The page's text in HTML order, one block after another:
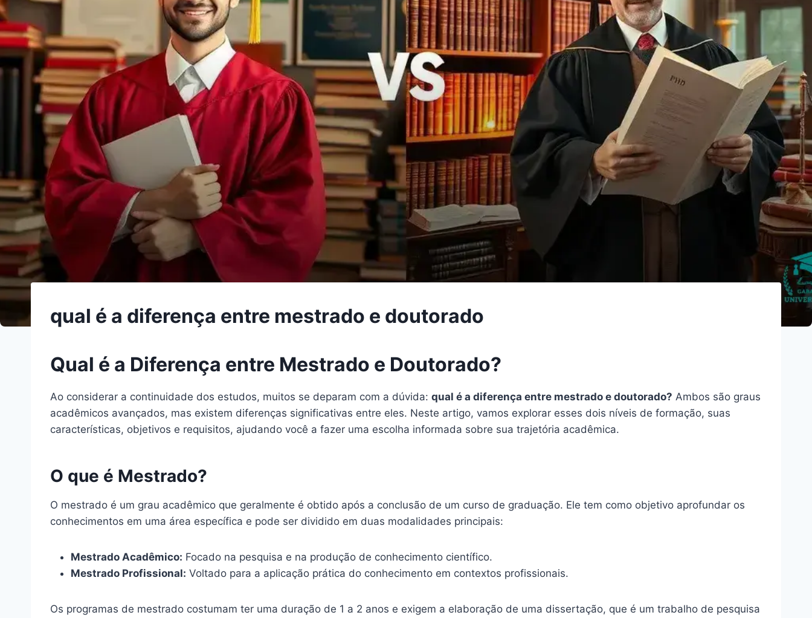
qual é a diferença entre mestrado e doutorado
Qual é a Diferença entre Mestrado e Doutorado?
Ao considerar a continuidade dos estudos, muitos se deparam com a dúvida: qual é a diferença entre mestrado e doutorado? Ambos são graus
acadêmicos avançados, mas existem diferenças significativas entre eles. Neste artigo, vamos explorar esses dois níveis de formação, suas
características, objetivos e requisitos, ajudando você a fazer uma escolha informada sobre sua trajetória acadêmica.
O que é Mestrado?
O mestrado é um grau acadêmico que geralmente é obtido após a conclusão de um curso de graduação. Ele tem como objetivo aprofundar os
conhecimentos em uma área específica e pode ser dividido em duas modalidades principais:
Mestrado Acadêmico: Focado na pesquisa e na produção de conhecimento científico.
Mestrado Profissional: Voltado para a aplicação prática do conhecimento em contextos profissionais.
Os programas de mestrado costumam ter uma duração de 1 a 2 anos e exigem a elaboração de uma dissertação, que é um trabalho de pesquisa